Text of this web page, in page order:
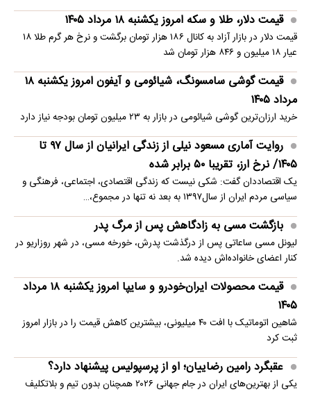
قیمت دلار، طلا و سکه امروز یکشنبه ۱۸ مرداد ۱۴۰۵
قیمت دلار در بازار آزاد به کانال ۱۸۶ هزار تومان برگشت و نرخ هر گرم طلا ۱۸
عیار ۱۸ میلیون و ۸۴۶ هزار تومان شد
قیمت گوشی سامسونگ، شیائومی و آیفون امروز یکشنبه ۱۸
مرداد ۱۴۰۵
خرید ارزان‌ترین گوشی شیائومی در بازار به ۲۳ میلیون تومان بودجه نیاز دارد
روایت آماری مسعود نیلی از زندگی ایرانیان از سال ۹۷ تا
۱۴۰۵/ نرخ ارز، تقریبا ۵۰ برابر شده
یک اقتصاددان گفت: شکی نیست که زندگی اقتصادی، اجتماعی، فرهنگی و
سیاسی مردم ایران از سال۱۳۹۷ به بعد نه تنها در مجموع،…
بازگشت مسی به زادگاهش پس از مرگ پدر
لیونل مسی ساعاتی پس از درگذشت پدرش، خورخه مسی، در شهر روزاریو در
کنار اعضای خانواده‌اش دیده شد.
قیمت محصولات ایران‌خودرو و سایپا امروز یکشنبه ۱۸ مرداد
۱۴۰۵
شاهین اتوماتیک با افت ۴۰ میلیونی، بیشترین کاهش قیمت را در بازار امروز
ثبت کرد
عقبگرد رامین رضاییان؛ او از پرسپولیس پیشنهاد دارد؟
یکی از بهترین‌های ایران در جام جهانی ۲۰۲۶ همچنان بدون تیم و بلاتکلیف